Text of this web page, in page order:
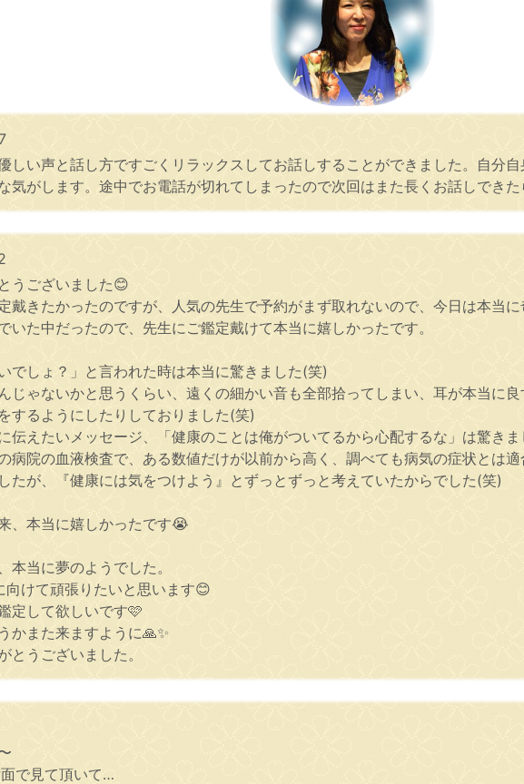
しい声と話し方ですごくリラックスしてお話しすることができました。自分
気がします。途中でお電話が切れてしまったので次回はまた長くお話しできた
うございました😊
戴きたかったのですが、人気の先生で予約がまず取れないので、今日は本当に
いた中だったので、先生にご鑑定戴けて本当に嬉しかったです。
でしょ？」と言われた時は本当に驚きました(笑)
じゃないかと思うくらい、遠くの細かい音も全部拾ってしまい、耳が本当に
するようにしたりしておりました(笑)
伝えたいメッセージ、「健康のことは俺がついてるから心配するな」は驚き
病院の血液検査で、ある数値だけが以前から高く、調べても病気の症状とは
たが、『健康には気をつけよう』とずっとずっと考えていたからでした(笑)
、本当に嬉しかったです😭
本当に夢のようでした。
けて頑張りたいと思います😊
定して欲しいです🩷
かまた来ますように🙏✨
とうございました。
で見て頂いて…